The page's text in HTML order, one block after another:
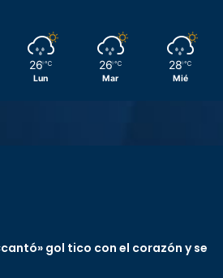
26 ℃
Lun
26 ℃
Mar
28 ℃
Mié
gol tico con el corazón y se